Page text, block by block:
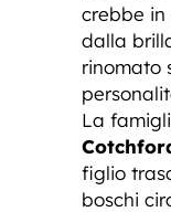
crebbe
dalla
rinomato
La
figlio
boschi